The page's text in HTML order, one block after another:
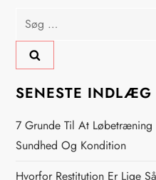
l
æ
g
s
n
Søg
efter:
SENESTE INDLÆG
7 Grunde Til At
Sundhed Og Kondition
Hvorfor Restitution Er Lige